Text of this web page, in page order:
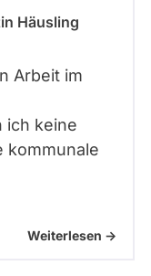
Häusling
Arbeit im
ich keine
kommunale
Weiterlesen ->